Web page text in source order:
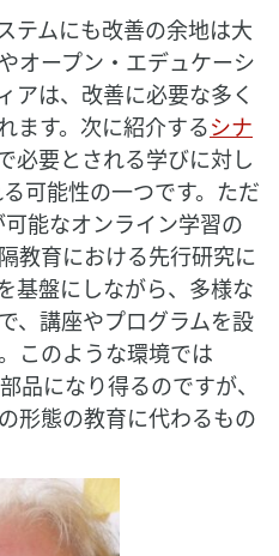
テムにも改善の余地は大
オープン・エデュケーシ
アは、改善に必要な多く
ます。次に紹介するシナ
必要とされる学びに対し
可能性の一つです。ただ
能なオンライン学習の
教育における先行研究に
基盤にしながら、多様な
、講座やプログラムを設
このような環境では
品になり得るのですが、
形態の教育に代わるもの